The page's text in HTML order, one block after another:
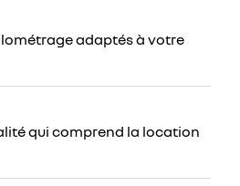
adaptés à votre
qui comprend la location